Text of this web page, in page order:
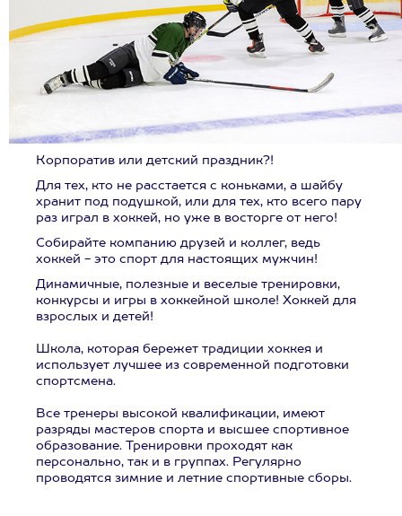
Корпоратив или детский праздник?!
Для тех, кто не расстается с коньками, а шайбу
хранит под подушкой, или для тех, кто всего пару
раз играл в хоккей, но уже в восторге от него!
Собирайте компанию друзей и коллег, ведь
хоккей - это спорт для настоящих мужчин!
Динамичные, полезные и веселые тренировки,
конкурсы и игры в хоккейной школе! Хоккей для
взрослых и детей!
Школа, которая бережет традиции хоккея и
использует лучшее из современной подготовки
спортсмена.
Все тренеры высокой квалификации, имеют
разряды мастеров спорта и высшее спортивное
образование. Тренировки проходят как
персонально, так и в группах. Регулярно
проводятся зимние и летние спортивные сборы.